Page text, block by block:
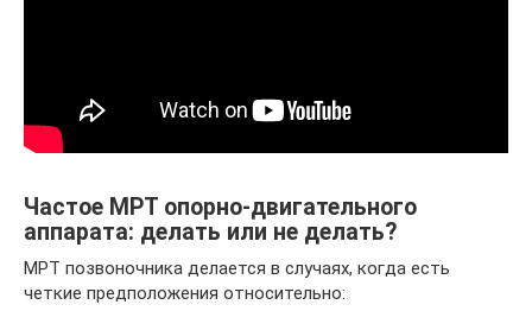
Частое МРТ опорно-двигательного
аппарата: делать или не делать?
МРТ позвоночника делается в случаях, когда есть
четкие предположения относительно: